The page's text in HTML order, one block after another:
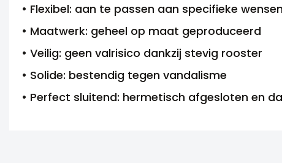
• Flexibel: aan te passen aan specifieke
• Maatwerk: geheel op maat geproduceerd
• Veilig: geen valrisico dankzij stevig rooster
• Solide: bestendig tegen vandalisme
• Perfect sluitend: hermetisch afgesloten en